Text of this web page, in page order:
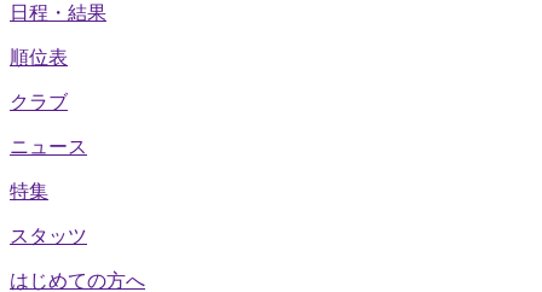
日程・結果
順位表
クラブ
ニュース
特集
スタッツ
はじめての方へ